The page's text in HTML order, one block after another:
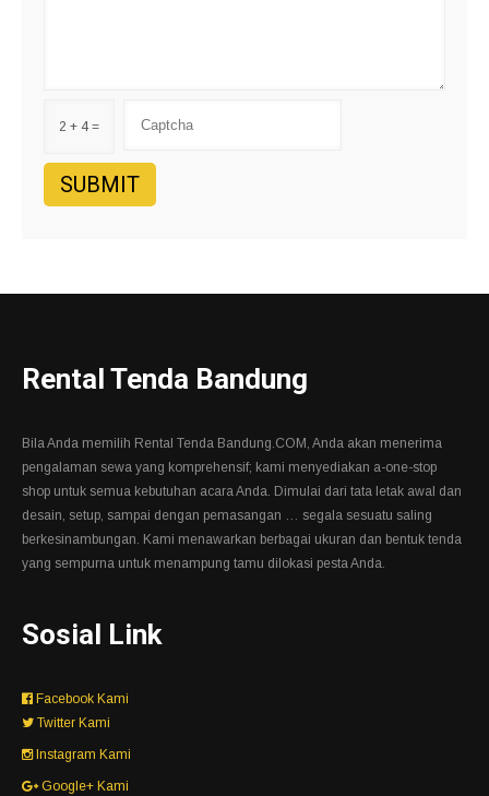
2 + 4 =
Rental Tenda Bandung
Bila Anda memilih Rental Tenda Bandung.COM, Anda akan menerima
pengalaman sewa yang komprehensif; kami menyediakan a-one-stop
shop untuk semua kebutuhan acara Anda. Dimulai dari tata letak awal dan
desain, setup, sampai dengan pemasangan … segala sesuatu saling
berkesinambungan. Kami menawarkan berbagai ukuran dan bentuk tenda
yang sempurna untuk menampung tamu dilokasi pesta Anda.
Sosial Link
Facebook Kami
Twitter Kami
Instagram Kami
Google+ Kami